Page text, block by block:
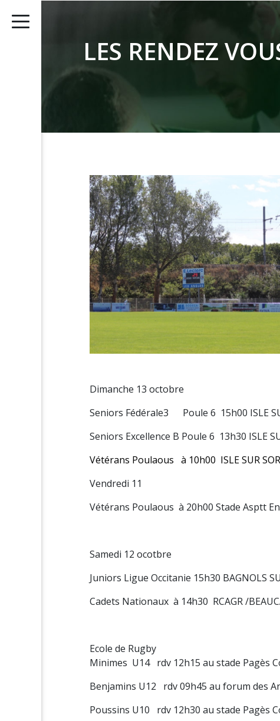
LES RENDEZ
Dimanche 13 octobre
Seniors Fédérale3 Poule 6 15h00 ISLE
Seniors Excellence B Poule 6 13h30 ISLE
Vétérans Poulaous à 10h00 ISLE SUR
Vendredi 11
Vétérans Poulaous à 20h00 Stade Asptt
Samedi 12 ocotbre
Juniors Ligue Occitanie 15h30 BAGNOLS
Cadets Nationaux à 14h30 RCAGR /
Ecole de Rugby
Minimes U14 rdv 12h15 au stade Pagès
Benjamins U12 rdv 09h45 au forum des
Poussins U10 rdv 12h30 au stade Pagès